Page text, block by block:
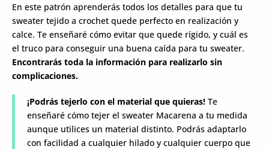
En este patrón aprenderás todos los detalles para que tu
sweater tejido a crochet quede perfecto en realización y
calce. Te enseñaré cómo evitar que quede rígido, y cuál es
el truco para conseguir una buena caída para tu sweater.
Encontrarás toda la información para realizarlo sin
complicaciones.
¡Podrás tejerlo con el material que quieras!Te
enseñaré cómo tejer el sweater Macarena a tu medida
aunque utilices un material distinto. Podrás adaptarlo
con facilidad a cualquier hilado y cualquier cuerpo que